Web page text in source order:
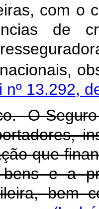
com o
de
13.292,
O
que
e a
bem